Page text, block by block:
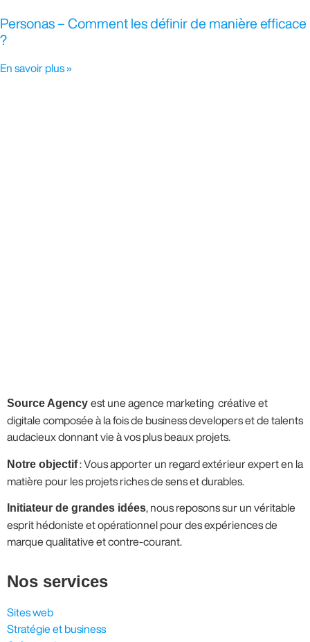
Personas – Comment les définir de manière efficace
?
En savoir plus »
Source Agency est une agence marketing créative et
digitale composée à la fois de business developers et de talents
audacieux donnant vie à vos plus beaux projets.
Notre objectif: Vous apporter un regard extérieur expert en la
matière pour les projets riches de sens et durables.
Initiateur de grandes idées , nous reposons sur un véritable
esprit hédoniste et opérationnel pour des expériences de
marque qualitative et contre-courant.
Nos services
Sites web
Stratégie et business